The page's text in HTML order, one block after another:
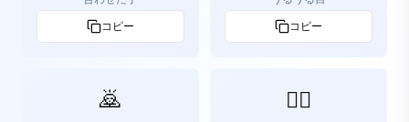
コピー コピー
🙇 🙇‍♀️